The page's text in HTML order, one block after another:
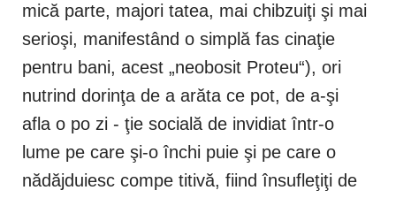
mică parte, majori tatea, mai chibzuiţi şi mai
serioşi, manifestând o simplă fas cinaţie
pentru bani, acest „neobosit Proteu“), ori
nutrind dorinţa de a arăta ce pot, de a-şi
afla o po zi - ţie socială de invidiat într-o
lume pe care şi-o închi puie şi pe care o
nădăjduiesc compe titivă, fiind însufleţiţi de